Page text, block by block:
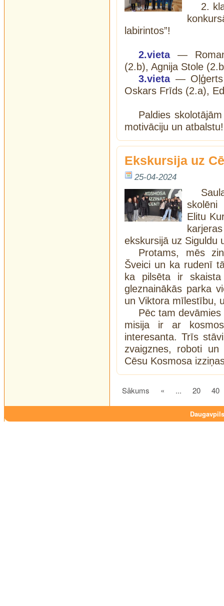
2.
labirintos”!
2.vieta—
(2.b), Agnija Stole
3.vieta— Oļģerts
Oskars Frīds (2.a),
Paldies
motivāciju un
Ekskursija uz
25-04-2024
skolēni
Elitu
ekskursijā uz Siguldu
Protams, mēs
Šveici un ka rudenī
ka pilsēta ir skaista
gleznainākās parka
un Viktora mīlestību,
Pēc tam
misija ir ar
interesanta. Trīs
zvaigznes, roboti
Cēsu Kosmosa
Sākums « ... 20 40